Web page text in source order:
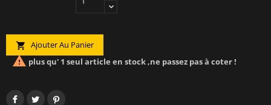
 Ajouter Au Panier
 plus qu' 1 seul article en stock ,ne passez pas à coter !